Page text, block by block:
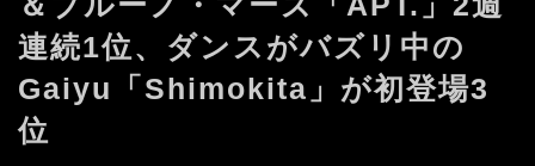
連続1位、ダンスがバズリ中の
Gaiyu「Shimokita」が初登場3
位